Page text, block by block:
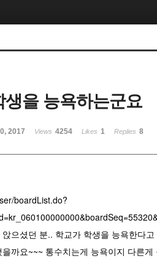
생을 능욕하는군요
2017 Views 4254 Likes 1 Replies 8
boardList.do?
으셨던 분.. 학교가 학생을 능욕한다
까요~~~ 통수치는게 능욕이지 다른